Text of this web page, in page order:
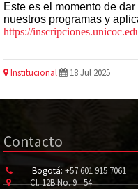
Este es el momento de
nuestros programas y
https://
Institucional 18 Jul 2025
Contacto
Bogotá: +57 601 915 7061
Cl. 12B No. 9 - 54